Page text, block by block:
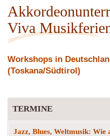
Viva
Workshops in
(Toskana/Südtirol)
TERMINE
Jazz, Blues, Weltmusik: Wie